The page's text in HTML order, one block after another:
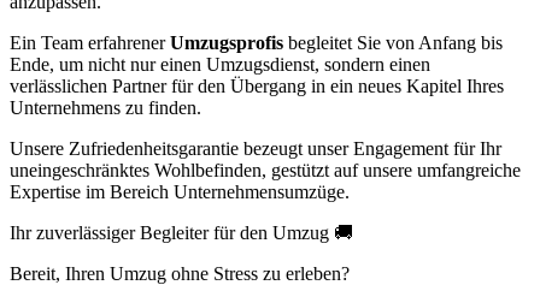
Ein Team erfahrenerUmzugsprofis begleitet Sie von Anfang bis
Ende, um nicht nur einen Umzugsdienst, sondern einen
verlässlichen Partner für den Übergang in ein neues Kapitel Ihres
Unternehmens zu finden.
Unsere Zufriedenheitsgarantie bezeugt unser Engagement für Ihr
uneingeschränktes Wohlbefinden, gestützt auf unsere umfangreiche
Expertise im Bereich Unternehmensumzüge.
Ihr zuverlässiger Begleiter für den Umzug 🚚
Bereit, Ihren Umzug ohne Stress zu erleben?